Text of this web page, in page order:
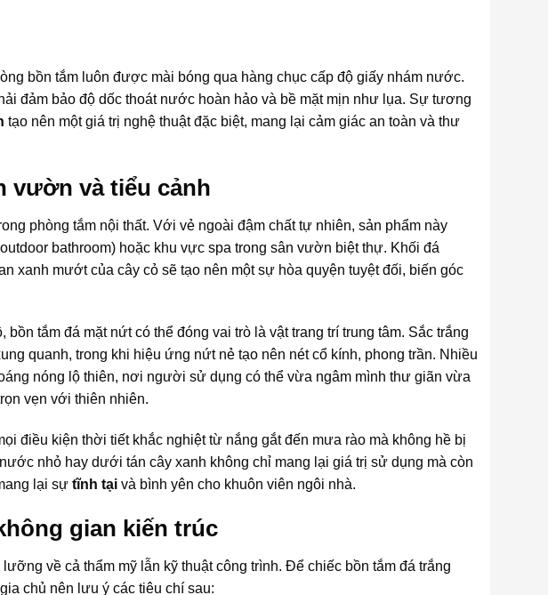
bồn tắm luôn được mài bóng qua hàng chục cấp độ giấy nhám nước.
đảm bảo độ dốc thoát nước hoàn hảo và bề mặt mịn như lụa. Sự tương
tạo nên một giá trị nghệ thuật đặc biệt, mang lại cảm giác an toàn và thư
vườn và tiểu cảnh
phòng tắm nội thất. Với vẻ ngoài đậm chất tự nhiên, sản phẩm này
bathroom) hoặc khu vực spa trong sân vườn biệt thự. Khối đá
xanh mướt của cây cỏ sẽ tạo nên một sự hòa quyện tuyệt đối, biến góc
tắm đá mặt nứt có thể đóng vai trò là vật trang trí trung tâm. Sắc trắng
quanh, trong khi hiệu ứng nứt nẻ tạo nên nét cổ kính, phong trần. Nhiều
nóng lộ thiên, nơi người sử dụng có thể vừa ngâm mình thư giãn vừa
vẹn với thiên nhiên.
điều kiện thời tiết khắc nghiệt từ nắng gắt đến mưa rào mà không hề bị
nhỏ hay dưới tán cây xanh không chỉ mang lại giá trị sử dụng mà còn
lại sự tĩnh tại và bình yên cho khuôn viên ngôi nhà.
gian kiến trúc
về cả thẩm mỹ lẫn kỹ thuật công trình. Để chiếc bồn tắm đá trắng
chủ nên lưu ý các tiêu chí sau: